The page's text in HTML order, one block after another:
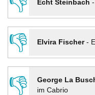
Echt Steinbach -
👎
Elvira Fischer-
👎
George La
im Cabrio